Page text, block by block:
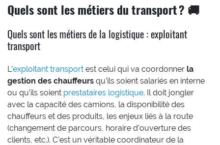
Quels sont les métiers du transport ? 🚚
Quels sont les métiers de la logistique : exploitant
transport
L’exploitant transport est celui qui va coordonner la
gestion des chauffeurs qu’ils soient salariés en interne
ou qu’ils soient prestataires logistique. Il doit jongler
avec la capacité des camions, la disponibilité des
chauffeurs et des produits, les enjeux liés à la route
(changement de parcours, horaire d’ouverture des
clients, etc.). C’est un véritable coordinateur de la